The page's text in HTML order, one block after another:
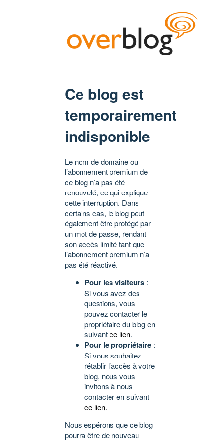
Ce blog est
temporairement
indisponible
Le nom de domaine ou
l’abonnement premium de
ce blog n’a pas été
renouvelé, ce qui explique
cette interruption. Dans
certains cas, le blog peut
également être protégé par
un mot de passe, rendant
son accès limité tant que
l’abonnement premium n’a
pas été réactivé.
Pour les visiteurs :
Si vous avez des
questions, vous
pouvez contacter le
propriétaire du blog en
suivantce lien.
Pour le propriétaire :
Si vous souhaitez
rétablir l’accès à votre
blog, nous vous
invitons à nous
contacter en suivant
ce lien.
Nous espérons que ce blog
pourra être de nouveau